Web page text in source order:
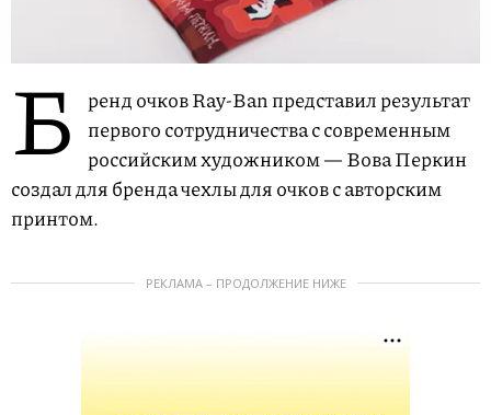
Б
ренд очков Ray-Ban представил результат
первого сотрудничества с современным
российским художником — Вова Перкин
создал для бренда чехлы для очков с авторским
принтом.
РЕКЛАМА – ПРОДОЛЖЕНИЕ НИЖЕ